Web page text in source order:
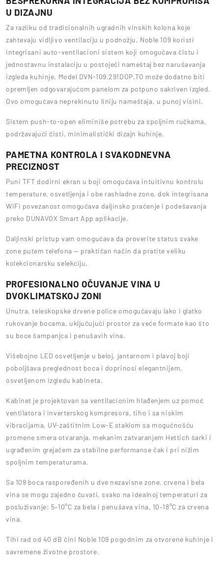
U DIZAJNU
Za razliku od tradicionalnih ugradnih vinskih kolona koje
zahtevaju vidljivo ventilaciju u podnožju, Noble 109 koristi
integrisani auto-ventilacioni sistem koji omogućava čistu i
jednostavnu instalaciju u postojeći nameštaj bez narušavanja
izgleda kuhinje. Model DVN-109.291DOP.TO može dodatno biti
opremljen odgovarajućom panelom za potpuno sakriven izgled.
Ovo omogućava neprekinutu liniju nameštaja, u punoj visini.
Sistem push-to-open eliminiše potrebu za spoljnim ručkama,
podržavajući čisti, minimalistički dizajn kuhinje.
PAMETNA KONTROLA I SVAKODNEVNA
PRECIZNOST
Puni TFT dodirni ekran u boji omogućava intuitivnu kontrolu
temperature, osvetljenja i obe rashladne zone, dok integrisana
WiFi povezanost omogućava daljinsko praćenje i podešavanja
preko DUNAVOX Smart App aplikacije.
Daljinski pristup vam omogućava da proverite status svake
zone putem telefona — praktičan način da pratite veliku
kolekcionarsku selekciju.
PROFESIONALNO OČUVANJE VINA U
DVOKLIMATSKOJ ZONI
Unutra, teleskopske drvene police omogućavaju lako i glatko
rukovanje bocama, uključujući prostor za veće formate kao što
su boce šampanjca i penušavih vina.
Višebojno LED osvetljenje u beloj, jantarnom i plavoj boji
poboljšava preglednost boca i doprinosi elegantnijem,
osvetljenom izgledu kabineta.
Kabinet je projektovan sa ventilacionim hlađenjem uz pomoć
ventilatora i inverterskog kompresora, tiho i sa niskim
vibracijama, UV-zaštitnim Low-E staklom sa mogućnošću
promene smera otvaranja, mekanim zatvaranjem Hettich šarki i
ugrađenim grejačem za stabilne performanse čak i pri nižim
spoljnim temperaturama.
Sa 109 boca raspoređenih u dve nezavisne zone, crvena i bela
vina se mogu zajedno čuvati, svako na idealnoj temperaturi za
posluživanje: 5–10°C za bela i penušava vina, 10–18°C za crvena
vina.
Tihi rad od 40 dB čini Noble 109 pogodnim za otvorene kuhinje i
savremene životne prostore.